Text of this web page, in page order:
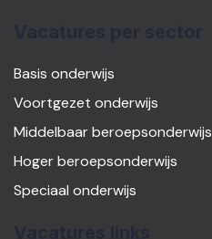
Basis onderwijs
Voortgezet onderwijs
Middelbaar beroepsonderwijs
Hoger beroepsonderwijs
Speciaal onderwijs